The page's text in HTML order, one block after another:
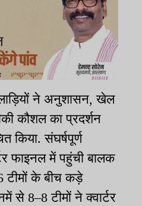
ने अनुशासन, खेल
कौशल का प्रदर्शन
किया. संघर्षपूर्ण
फाइनल में पहुंची बालक
टीमों के बीच कड़े
से 8–8 टीमों ने क्वार्टर